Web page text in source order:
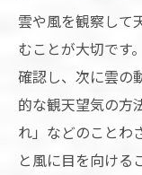
雲や風を観察して
むことが大切です
確認し、次に雲の
的な観天望気の方
れ」などのことわ
と風に目を向ける